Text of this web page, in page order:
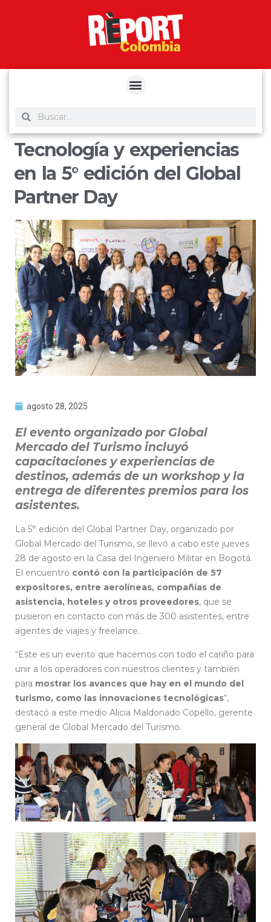
Tecnología y experiencias
en la 5° edición del Global
Partner Day
agosto 28, 2025
El evento organizado por Global
Mercado del Turismo incluyó
capacitaciones y experiencias de
destinos, además de un workshop y la
entrega de diferentes premios para los
asistentes.
La 5° edición del Global Partner Day, organizado por
Global Mercado del Turismo, se llevó a cabo este jueves
28 de agosto en la Casa del Ingeniero Militar en Bogotá.
El encuentro contó con la participación de 57
expositores, entre aerolíneas, compañías de
asistencia, hoteles y otros proveedores, que se
pusieron en contacto con más de 300 asistentes, entre
agentes de viajes y freelance.
“Este es un evento que hacemos con todo el cariño para
unir a los operadores con nuestros clientes y también
para mostrar los avances que hay en el mundo del
turismo, como las innovaciones tecnológicas“,
destacó a este medio Alicia Maldonado Copello, gerente
general de Global Mercado del Turismo.